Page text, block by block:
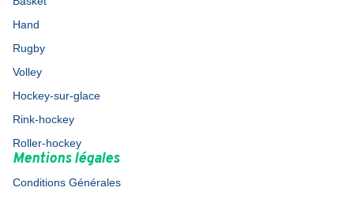
Hand
Rugby
Volley
Hockey-sur-glace
Rink-hockey
Roller-hockey
Mentions légales
Conditions Générales